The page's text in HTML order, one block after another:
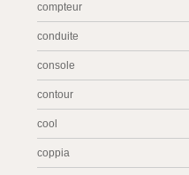
compteur
conduite
console
contour
cool
coppia